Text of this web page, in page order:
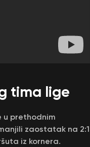
tima lige
u prethodnim
zaostatak na 2:1
iz kornera.